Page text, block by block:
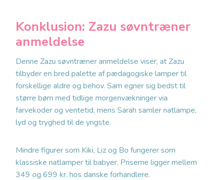
Konklusion: Zazu søvntræner
anmeldelse
Denne Zazu søvntræner anmeldelse viser, at Zazu
tilbyder en bred palette af pædagogiske lamper til
forskellige aldre og behov. Sam egner sig bedst til
større børn med tidlige morgenvækninger via
farvekoder og ventetid, mens Sarah samler natlampe,
lyd og tryghed til de yngste.
Mindre figurer som Kiki, Liz og Bo fungerer som
klassiske natlamper til babyer. Priserne ligger mellem
349 og 699 kr. hos danske forhandlere.